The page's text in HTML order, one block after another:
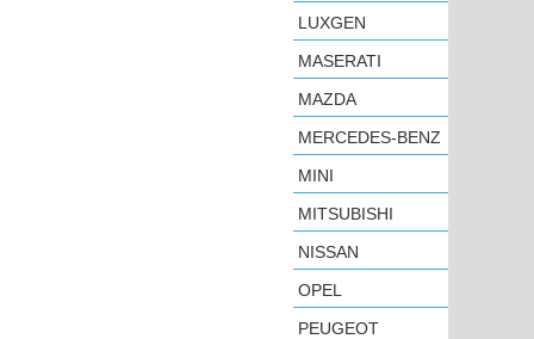
LUXGEN
MASERATI
MAZDA
MERCEDES-BENZ
MINI
MITSUBISHI
NISSAN
OPEL
PEUGEOT